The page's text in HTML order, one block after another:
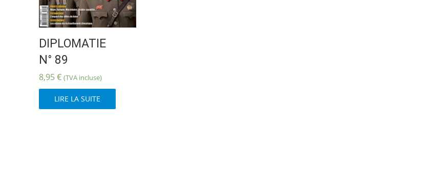
DIPLOMATIE
N° 89
8,95€ (TVA incluse)
LIRE LA SUITE